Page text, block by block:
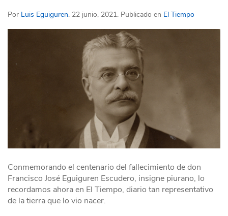
Por Luis Eguiguren. 22 junio, 2021. Publicado en El Tiempo
Conmemorando el centenario del fallecimiento de don
Francisco José Eguiguren Escudero, insigne piurano, lo
recordamos ahora en El Tiempo, diario tan representativo
de la tierra que lo vio nacer.